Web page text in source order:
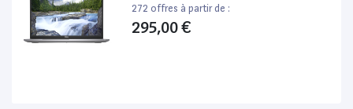
272 offres à partir de :
295,00 €